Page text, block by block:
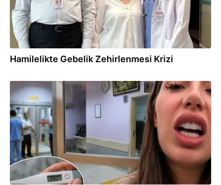
Hamilelikte Gebelik Zehirlenmesi Krizi
14.06.2026